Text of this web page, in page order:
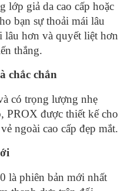
lớp giả da cao cấp hoặc
bạn sự thoải mái lâu
lâu hơn và quyết liệt hơn
thắng.
chắc chắn
có trọng lượng nhẹ
PROX được thiết kế cho
ngoài cao cấp đẹp mắt.
là phiên bản mới nhất